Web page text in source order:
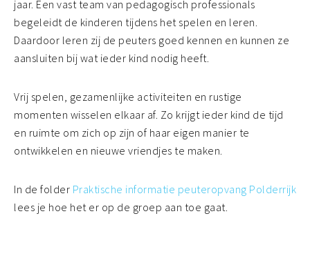
jaar. Een vast team van pedagogisch professionals
begeleidt de kinderen tijdens het spelen en leren.
Daardoor leren zij de peuters goed kennen en kunnen ze
aansluiten bij wat ieder kind nodig heeft.
Vrij spelen, gezamenlijke activiteiten en rustige
momenten wisselen elkaar af. Zo krijgt ieder kind de tijd
en ruimte om zich op zijn of haar eigen manier te
ontwikkelen en nieuwe vriendjes te maken.
In de folder Praktische informatie peuteropvang Polderrijk
lees je hoe het er op de groep aan toe gaat.